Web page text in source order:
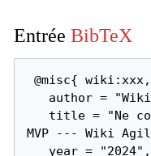
Entrée BibTeX
@misc{ wiki:xxx,
MVP --- Wiki